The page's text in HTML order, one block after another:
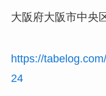
大阪府大阪市中央
https://
24